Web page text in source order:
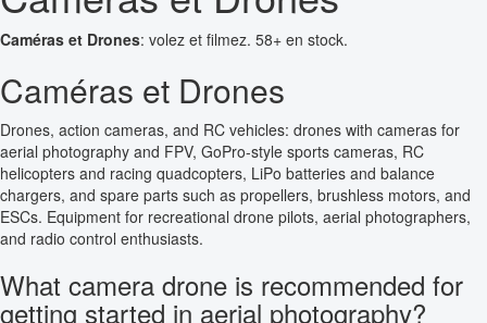
Caméras et Drones: volez et filmez. 58+ en stock.
Caméras et Drones
Drones, action cameras, and RC vehicles: drones with cameras for
aerial photography and FPV, GoPro-style sports cameras, RC
helicopters and racing quadcopters, LiPo batteries and balance
chargers, and spare parts such as propellers, brushless motors, and
ESCs. Equipment for recreational drone pilots, aerial photographers,
and radio control enthusiasts.
What camera drone is recommended for
getting started in aerial photography?